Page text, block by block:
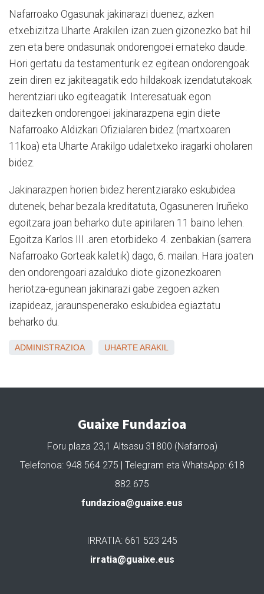
Nafarroako Ogasunak jakinarazi duenez, azken
etxebizitza Uharte Arakilen izan zuen gizonezko bat hil
zen eta bere ondasunak ondorengoei emateko daude.
Hori gertatu da testamenturik ez egitean ondorengoak
zein diren ez jakiteagatik edo hildakoak izendatutakoak
herentziari uko egiteagatik. Interesatuak egon
daitezken ondorengoei jakinarazpena egin diete
Nafarroako Aldizkari Ofizialaren bidez (martxoaren
11koa) eta Uharte Arakilgo udaletxeko iragarki oholaren
bidez.
Jakinarazpen horien bidez herentziarako eskubidea
dutenek, behar bezala kreditatuta, Ogasuneren Iruñeko
egoitzara joan beharko dute apirilaren 11 baino lehen.
Egoitza Karlos III .aren etorbideko 4. zenbakian (sarrera
Nafarroako Gorteak kaletik) dago, 6. mailan. Hara joaten
den ondorengoari azalduko diote gizonezkoaren
heriotza-egunean jakinarazi gabe zegoen azken
izapideaz, jaraunspenerako eskubidea egiaztatu
beharko du.
ADMINISTRAZIOA UHARTE ARAKIL
Guaixe Fundazioa
Foru plaza 23,1 Altsasu 31800 (Nafarroa)
Telefonoa: 948 564 275 | Telegram eta WhatsApp: 618
882 675
fundazioa@guaixe.eus
IRRATIA: 661 523 245
irratia@guaixe.eus